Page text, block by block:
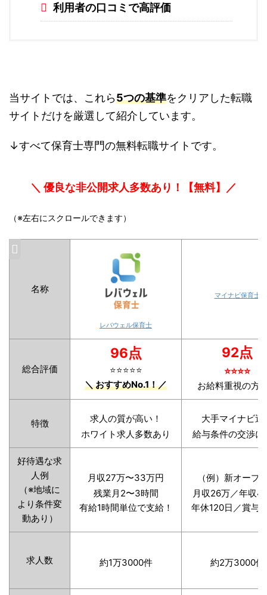
利用者の口コミで高評価
当サイトでは、これら5つの基準をクリアした転職
サイトだけを厳選して紹介しています。
↓すべて保育士専門の無料転職サイトです。
＼ 優良な非公開求人多数あり！【無料】／
（※左右にスクロールできます）
名称
レバウェル保育士
マイナビ保育士
総合評価
96点
⭐️⭐️⭐️⭐️⭐️
＼ おすすめNo.1！／
92点
⭐️⭐️⭐️⭐️
お給料重視の方
特徴
求人の質が高い！
ホワイト求人多数あり
大手マイナビ運
給与条件の交渉に
好待遇な求
人例
（※地域に
より条件変
動あり）
月収27万〜33万円
残業月2〜3時間
有給1時間単位で支給！
（例）新オープ
月収26万／年収
年休120日／賞与
求人数 約1万3000件 約2万3000件